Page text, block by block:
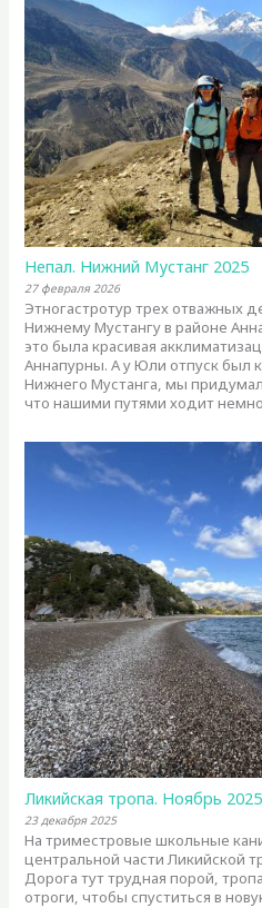
Непал. Нижний Мустанг 2025
27 февраля 2026
Этногастротур трех отважных
Нижнему Мустангу в районе
это была красивая
Аннапурны. А у Юли отпуск был
Нижнего Мустанга, мы
что нашими путями ходит
Ликийская тропа. Ноябрь 2025
23 декабря 2025
На триместровые школьные
центральной части Ликийской
Дорога тут трудная порой,
отроги, чтобы спуститься в